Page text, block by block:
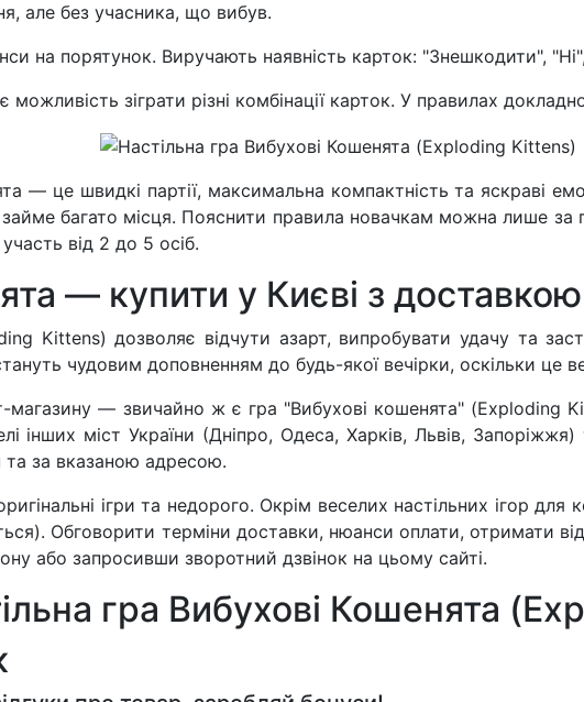
але без учасника, що вибув.
на порятунок. Виручають наявність карток: "Знешкодити",
зіграти різні комбінації карток. У правилах
— це швидкі партії, максимальна компактність та яскраві
багато місця. Пояснити правила новачкам можна лише за
від 2 до 5 осіб.
— купити у Києві з доставкою
Kittens) дозволяє відчути азарт, випробувати удачу та
чудовим доповненням до будь-якої вечірки, оскільки це
магазину — звичайно ж є гра "Вибухові кошенята" (Exploding
інших міст України (Дніпро, Одеса, Харків, Львів,
за вказаною адресою.
ігри та недорого. Окрім веселих настільних ігор для
Обговорити терміни доставки, нюанси оплати, отримати
або запросивши зворотний дзвінок на цьому сайті.
гра Вибухові Кошенята